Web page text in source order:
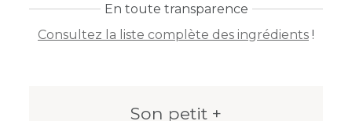
En toute transparence
Consultez la liste complète des ingrédients !
Son petit +